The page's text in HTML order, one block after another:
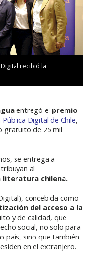
recibió la
entregó el premio
Digital de Chile,
gratuito de 25 mil
se entrega a
al
literatura chilena.
concebida como
del acceso a la
y de calidad, que
social, no solo para
país, sino que también
en el extranjero.